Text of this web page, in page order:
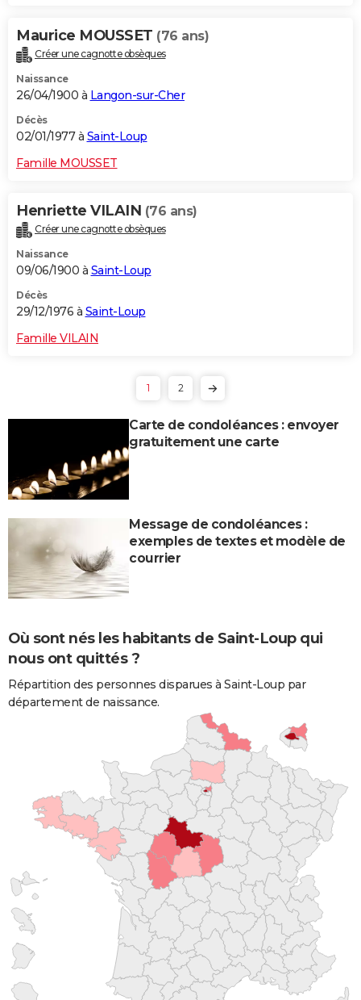
Maurice MOUSSET (76 ans)
Créer une cagnotte obsèques
Naissance
26/04/1900 à Langon-sur-Cher
Décès
02/01/1977 à Saint-Loup
Famille MOUSSET
Henriette VILAIN (76 ans)
Créer une cagnotte obsèques
Naissance
09/06/1900 à Saint-Loup
Décès
29/12/1976 à Saint-Loup
Famille VILAIN
1 2
Carte de condoléances : envoyer
gratuitement une carte
Message de condoléances :
exemples de textes et modèle de
courrier
Où sont nés les habitants de Saint-Loup qui
nous ont quittés ?
Répartition des personnes disparues à Saint-Loup par
département de naissance.